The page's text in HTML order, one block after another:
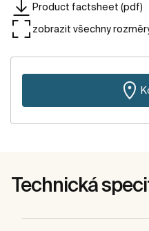
Product factsheet (pdf)
zobrazit všechny
Technická